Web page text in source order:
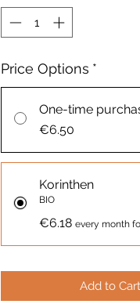
Price Options *
One-time
€6.50
Korinthen
BIO
€6.18 every month
Add to Cart